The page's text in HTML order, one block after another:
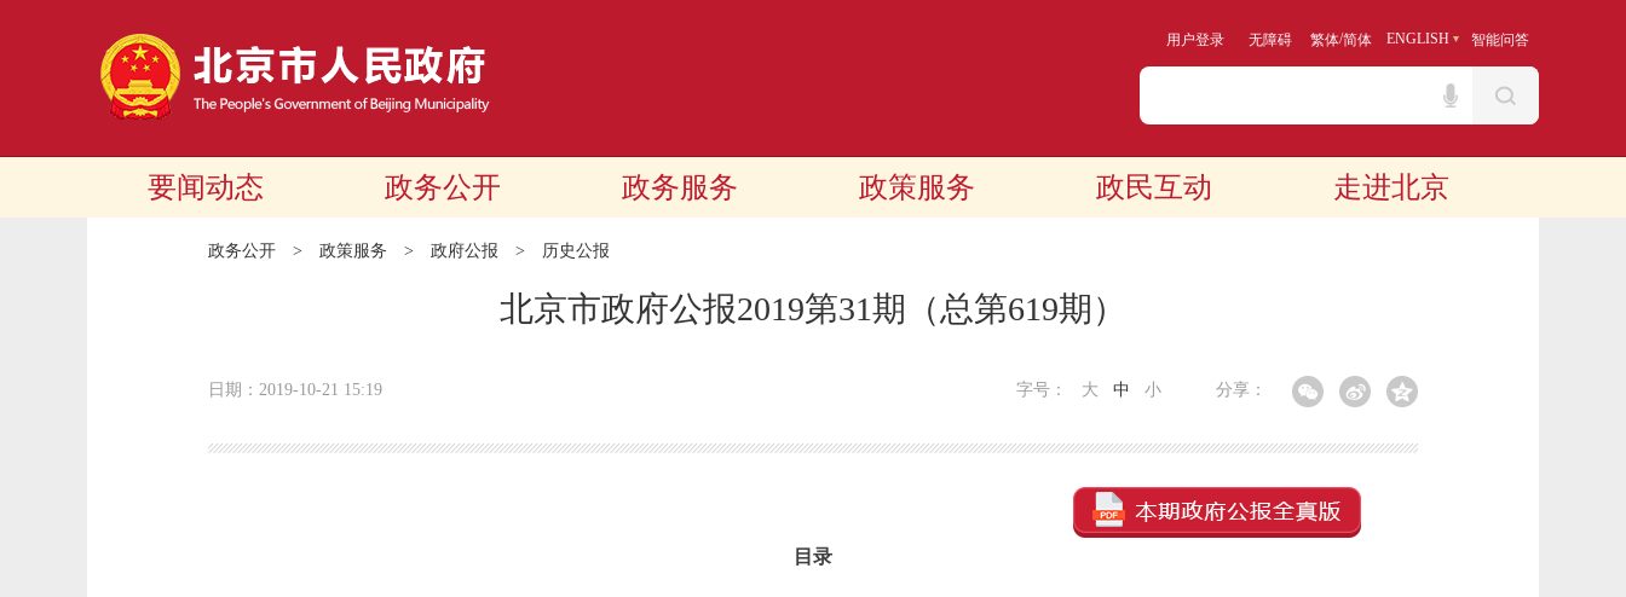
用户登录 无障碍 繁体/简体 ENGLISH 智能问答
要闻动态 政务公开 政务服务 政策服务 政民互动 走进北京
政务公开 > 政策服务 > 政府公报 > 历史公报
北京市政府公报2019第31期（总第619期）
日期：2019-10-21 15:19 分享：
字号： 大 中 小
目录